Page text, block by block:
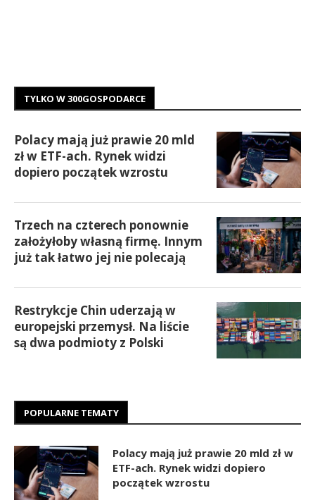
TYLKO W 300GOSPODARCE
Polacy mają już prawie 20 mld
zł w ETF-ach. Rynek widzi
dopiero początek wzrostu
Trzech na czterech ponownie
założyłoby własną firmę. Innym
już tak łatwo jej nie polecają
Restrykcje Chin uderzają w
europejski przemysł. Na liście
są dwa podmioty z Polski
POPULARNE TEMATY
Polacy mają już prawie 20 mld zł w
ETF-ach. Rynek widzi dopiero
początek wzrostu